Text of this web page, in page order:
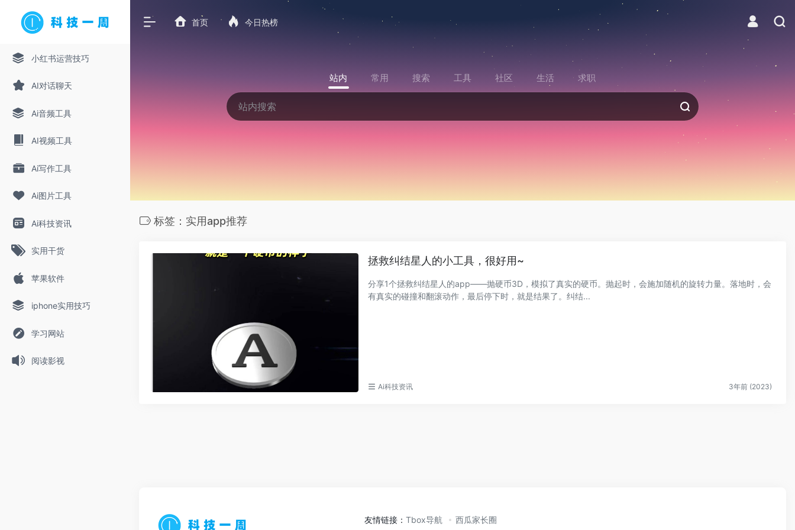
小红书运营技巧
AI对话聊天
Ai音频工具
AI视频工具
Ai写作工具
Ai图片工具
Ai科技资讯
实用干货
苹果软件
iphone实用技巧
学习网站
阅读影视
首页 今日热榜
站内 常用 搜索 工具 社区 生活 求职
标签：实用app推荐
拯救纠结星人的小工具，很好用~
分享1个拯救纠结星人的app——抛硬币3D，模拟了真实的硬币。抛起时，会施加随机的旋转力量。落地时，会
有真实的碰撞和翻滚动作，最后停下时，就是结果了。纠结...
Ai科技资讯 3年前 (2023)
友情链接：Tbox导航 西瓜家长圈